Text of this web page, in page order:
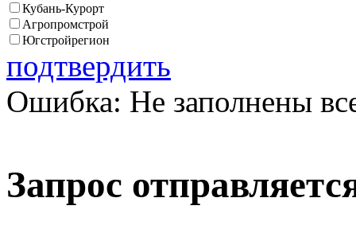
Кубань-Курорт
Агропромстрой
Югстройрегион
подтвердить
Ошибка: Не заполнены
Запрос